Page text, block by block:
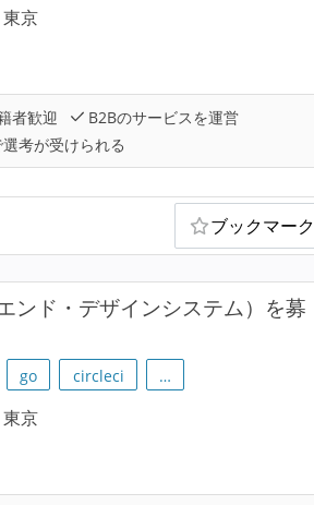
東京
者歓迎
B2Bのサービスを運営
考が受けられる
ブックマーク
ンド・デザインシステム）を募
go circleci …
東京